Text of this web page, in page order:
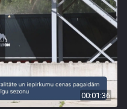
00:01:36